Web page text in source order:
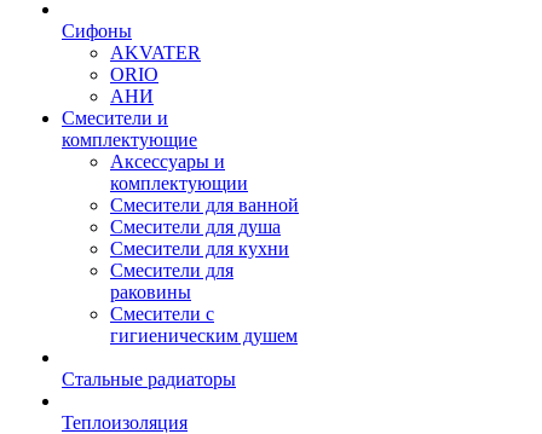
Сифоны
AKVATER
ORIO
АНИ
Смесители и
комплектующие
Аксессуары и
комплектующии
Смесители для ванной
Смесители для душа
Смесители для кухни
Смесители для
раковины
Смесители с
гигиеническим душем
Стальные радиаторы
Теплоизоляция